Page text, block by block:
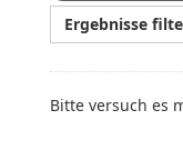
Ergebnisse
Bitte versuch es